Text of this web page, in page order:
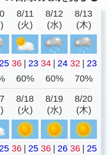
8/11
(火)
8/12
(水)
8/13
(木)
25 36 | 23 34 | 24 32 | 23
60% 60% 70%
8/18
(火)
8/19
(水)
8/20
(木)
25 36 | 25 36 | 26 36 | 25